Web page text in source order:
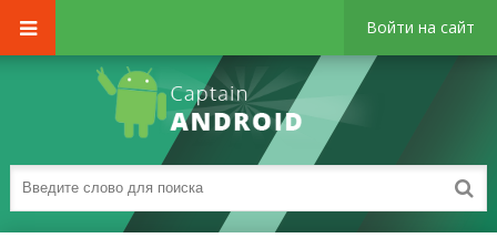
Войти на сайт